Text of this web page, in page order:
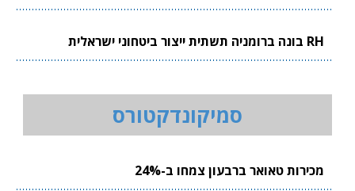
RH בונה ברומניה תשתית ייצור ביטחוני ישראלית
סמיקונדקטורס
מכירות טאואר ברבעון צמחו ב-24%